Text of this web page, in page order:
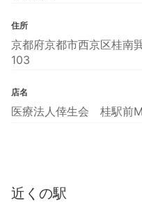
住所
京都府京都市西京区桂
103
店名
医療法人倖生会 桂駅前
近くの駅